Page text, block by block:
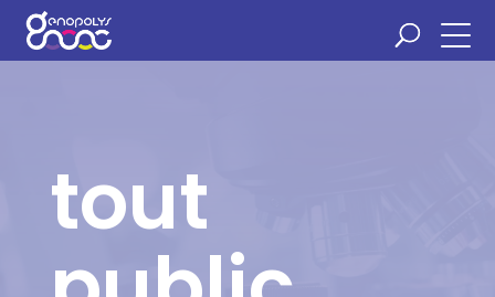
tout
Panneau de gestion des cookies